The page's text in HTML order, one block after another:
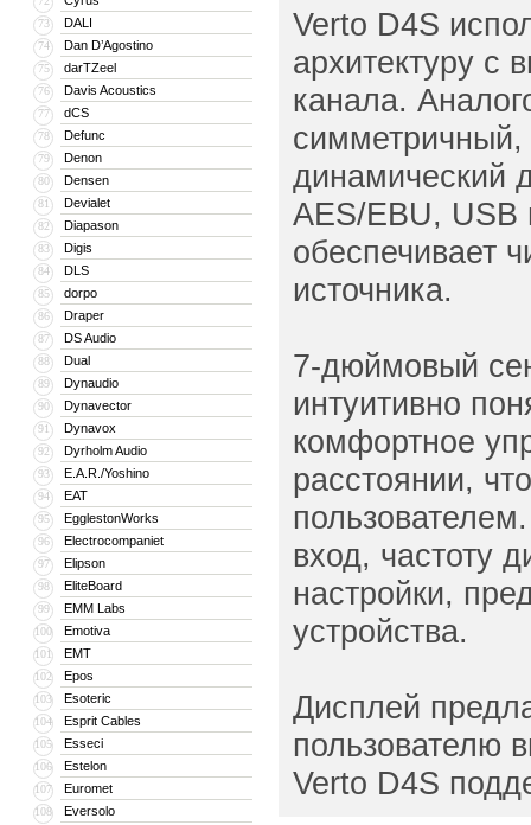
73 DALI
74 Dan D’Agostino
75 darTZeel
76 Davis Acoustics
77 dCS
78 Defunc
79 Denon
80 Densen
81 Devialet
82 Diapason
83 Digis
84 DLS
85 dorpo
86 Draper
87 DS Audio
88 Dual
89 Dynaudio
90 Dynavector
91 Dynavox
92 Dyrholm Audio
93 E.A.R./Yoshino
94 EAT
95 EgglestonWorks
96 Electrocompaniet
97 Elipson
98 EliteBoard
99 EMM Labs
100 Emotiva
101 EMT
102 Epos
103 Esoteric
104 Esprit Cables
105 Esseci
106 Estelon
107 Euromet
108 Eversolo
Verto D4S
архитектуру
канала.
симметричный,
динамический
AES/EBU, USB
обеспечивает
источника.
7-дюймовый
интуитивно
комфортное
расстоянии,
вход, частоту
настройки,
устройства.
Дисплей
пользователю
Verto D4S